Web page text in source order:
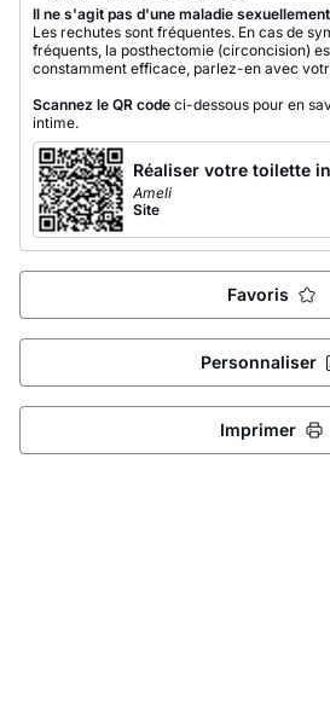
Il ne s'agit pas d'une maladie
Les rechutes sont fréquentes. En cas de
fréquents, la posthectomie (circoncision)
constamment efficace, parlez-en avec
Scannez le QR code ci-dessous pour en
intime.
Réaliser votre toilette
Ameli
Site
Favoris
Personnaliser
Imprimer